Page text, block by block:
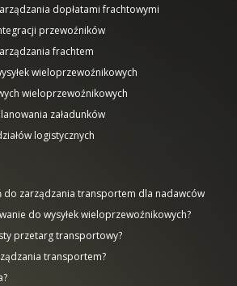
dopłatami frachtowymi
przewoźników
frachtem
wieloprzewoźnikowych
wieloprzewoźnikowych
załadunków
logistycznych
zarządzania transportem dla nadawców
do wysyłek wieloprzewoźnikowych?
przetarg transportowy?
transportem?